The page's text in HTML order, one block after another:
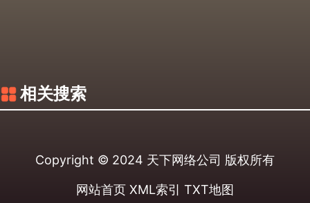
相关搜索
Copyright © 2024 天下网络公司 版权所有
网站首页 XML索引 TXT地图